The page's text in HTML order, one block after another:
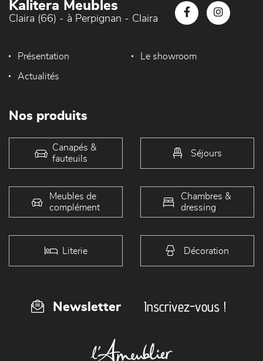
Kalitera Meubles
Claira (66) - à Perpignan - Claira
Présentation Le showroom
Actualités
Nos produits
Canapés &
fauteuils
Séjours
Meubles de
complément
Chambres &
dressing
Literie Décoration
Newsletter Inscrivez-vous !